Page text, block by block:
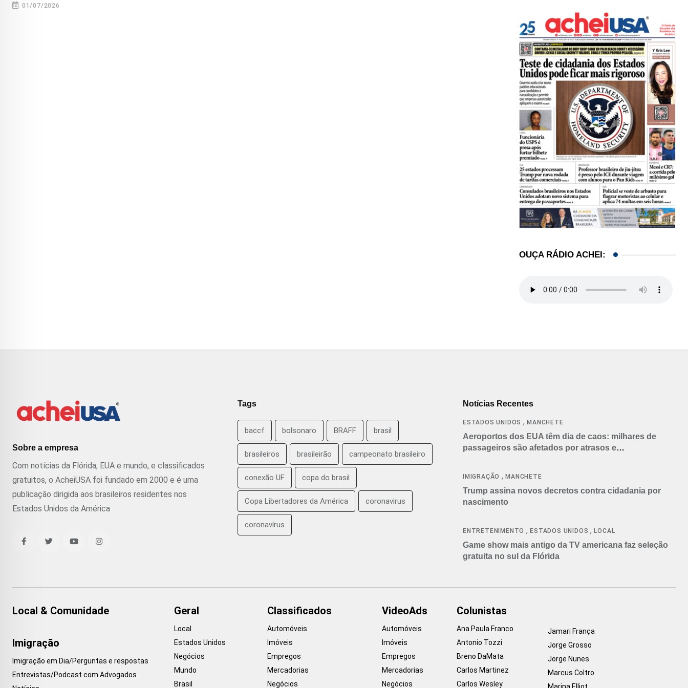
01/07/2026
OUÇA RÁDIO ACHEI:
Sobre a empresa
Com notícias da Flórida, EUA e mundo, e classificados
gratuitos, o AcheiUSA foi fundado em 2000 e é uma
publicação dirigida aos brasileiros residentes nos
Estados Unidos da América
Tags
baccf bolsonaro BRAFF brasil
brasileiros brasileirão campeonato brasileiro
conexão UF copa do brasil
Copa Libertadores da América coronavirus
coronavírus
Notícias Recentes
ESTADOS UNIDOS ,MANCHETE
Aeroportos dos EUA têm dia de caos: milhares de
passageiros são afetados por atrasos e
IMIGRAÇÃO ,MANCHETE
Trump assina novos decretos contra cidadania por
nascimento
ENTRETENIMENTO ,ESTADOS UNIDOS ,LOCAL
Game show mais antigo da TV americana faz seleção
gratuita no sul da Flórida
Local & Comunidade
Imigração
Imigração em Dia/Perguntas e respostas
Entrevistas/Podcast com Advogados
Geral
Local
Estados Unidos
Negócios
Mundo
Brasil
Classificados
Automóveis
Imóveis
Empregos
Mercadorias
Negócios
VideoAds
Automóveis
Imóveis
Empregos
Mercadorias
Negócios
Colunistas
Ana Paula Franco
Antonio Tozzi
Breno DaMata
Carlos Martinez
Carlos Wesley
Jamari França
Jorge Grosso
Jorge Nunes
Marcus Coltro